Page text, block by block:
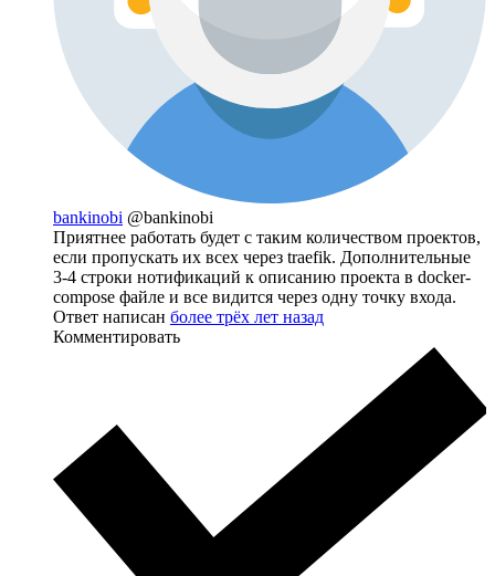
bankinobi @bankinobi
Приятнее работать будет с таким количеством проектов,
если пропускать их всех через traefik. Дополнительные
3-4 строки нотификаций к описанию проекта в docker-
compose файле и все видится через одну точку входа.
Ответ написан более трёх лет назад
Комментировать